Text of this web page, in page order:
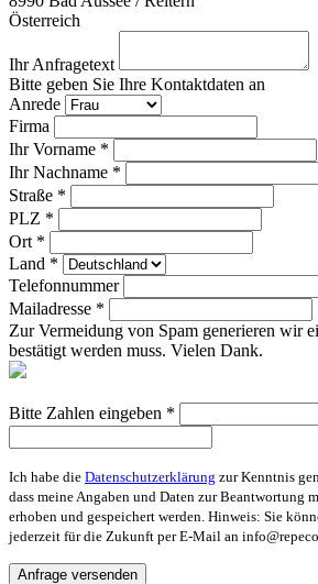
Österreich
Ihr Anfragetext
Bitte geben Sie Ihre Kontaktdaten an
Anrede
Firma
Ihr Vorname *
Ihr Nachname *
Straße *
PLZ *
Ort *
Land *
Telefonnummer
Mailadresse *
Zur Vermeidung von Spam generieren wir
bestätigt werden muss. Vielen Dank.
Bitte Zahlen eingeben *
Ich habe die Datenschutzerklärung zur Kenntnis
dass meine Angaben und Daten zur Beantwortung
erhoben und gespeichert werden. Hinweis: Sie
jederzeit für die Zukunft per E-Mail an